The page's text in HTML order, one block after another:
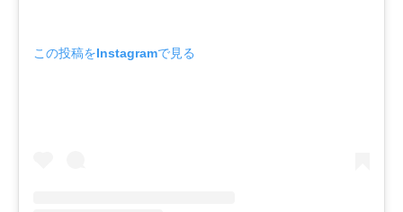
この投稿をInstagramで見る